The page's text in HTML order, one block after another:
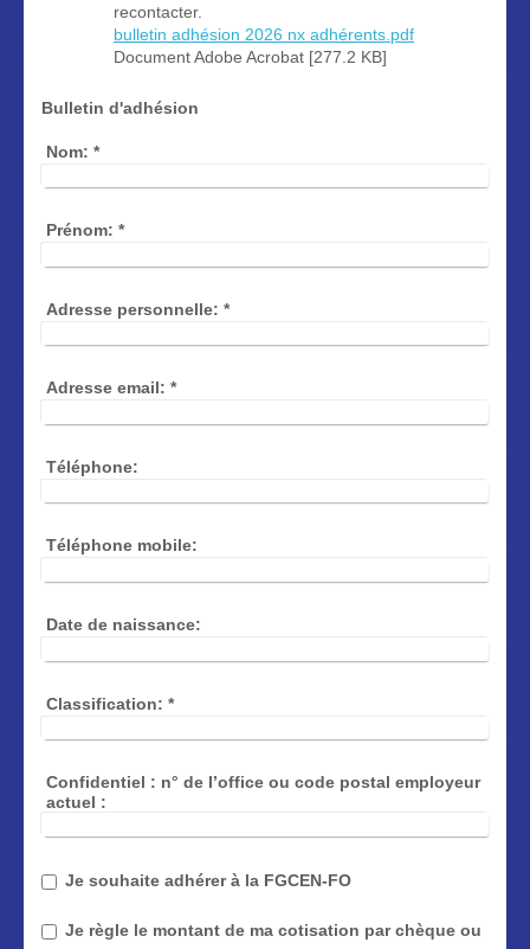
recontacter.
bulletin adhésion 2026 nx adhérents.pdf
Document Adobe Acrobat [277.2 KB]
Bulletin d'adhésion
Nom: *
Prénom: *
Adresse personnelle: *
Adresse email: *
Téléphone:
Téléphone mobile:
Date de naissance:
Classification: *
Confidentiel : n° de l’office ou code postal employeur
actuel :
Je souhaite adhérer à la FGCEN-FO
Je règle le montant de ma cotisation par chèque ou